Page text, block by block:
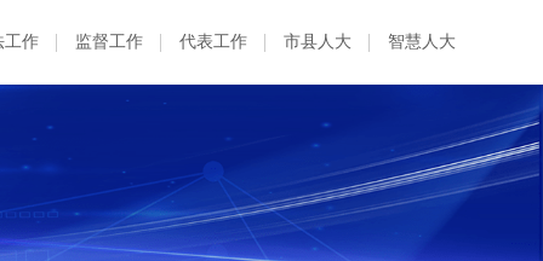
工作 监督工作 代表工作 市县人大 智慧人大